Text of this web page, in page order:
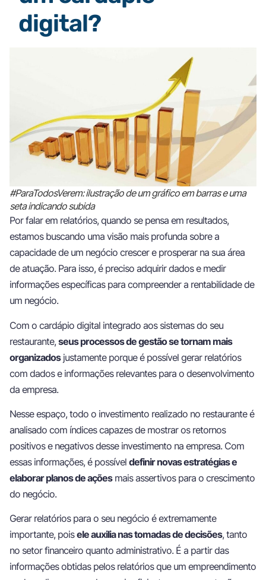
digital?
#ParaTodosVerem: ilustração de um gráfico em barras e uma
seta indicando subida
Por falar em relatórios, quando se pensa em resultados,
estamos buscando uma visão mais profunda sobre a
capacidade de um negócio crescer e prosperar na sua área
de atuação. Para isso, é preciso adquirir dados e medir
informações específicas para compreender a rentabilidade de
um negócio.
Com o cardápio digital integrado aos sistemas do seu
restaurante,seus processos de gestão se tornam mais
organizadosjustamente porque é possível gerar relatórios
com dados e informações relevantes para o desenvolvimento
da empresa.
Nesse espaço, todo o investimento realizado no restaurante é
analisado com índices capazes de mostrar os retornos
positivos e negativos desse investimento na empresa. Com
essas informações, é possível definir novas estratégias e
elaborar planos de açõesmais assertivos para o crescimento
do negócio.
Gerar relatórios para o seu negócio é extremamente
importante, poisele auxilia nas tomadas de decisões, tanto
no setor financeiro quanto administrativo. É a partir das
informações obtidas pelos relatórios que um empreendimento